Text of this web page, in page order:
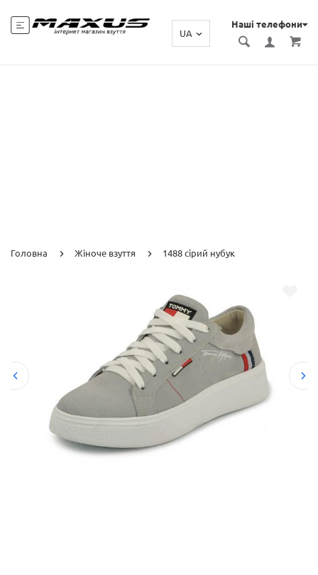
Наші телефони
UA
Головна Жіноче взуття 1488 сірий нубук